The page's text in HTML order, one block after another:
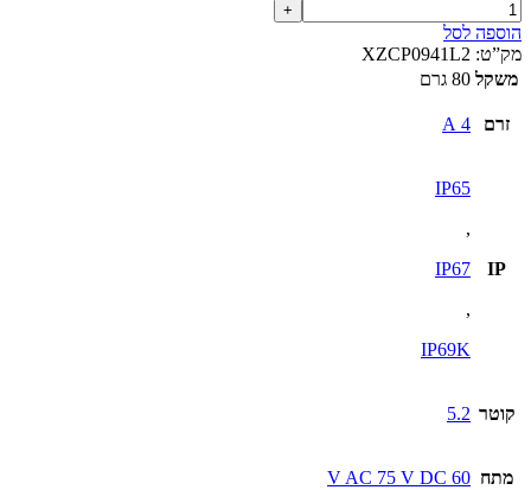
הוספה לסל
מק”ט: XZCP0941L2
משקל 80 גרם
זרם 4 A
IP
IP65
,
IP67
,
IP69K
קוטר 5.2
מתח 60 V AC 75 V DC